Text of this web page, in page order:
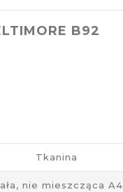
B92
Tkanina
nie mieszcząca A4